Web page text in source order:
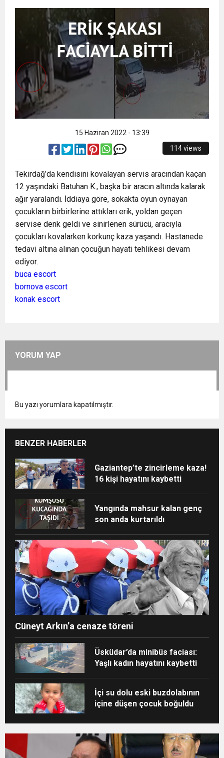
protesto
16:15 Bakan Bilgin’den asgari ücret ve EYT mesajı!
Sözleşmeli personele kadro düzenlemesinde
kapsam genişledi
Tarım Kredi’nin ardından zincir marketler
harekete geçti! İşte ürünlere yapılan indirim
oranı
12:57 Şiddetli fırtına Avrupa’yı felç etti, 13 kişi öldü
12:54 Gaziantep’te zincirleme kaza! 16 kişi hayatını
Instagram’da erkeklere tuzak!
15 Haziran 2022 - 13:39
114 views
Tekirdağ’da kendisini kovalayan servis aracından kaçan
12 yaşındaki Batuhan K., başka bir aracın altında kalarak
ağır yaralandı. İddiaya göre, sokakta oyun oynayan
çocukların birbirlerine attıkları erik, yoldan geçen
servise denk geldi ve sinirlenen sürücü, aracıyla
çocukları kovalarken korkunç kaza yaşandı. Hastanede
tedavi altına alınan çocuğun hayati tehlikesi devam
ediyor.
buca escort
bornova escort
konak escort
YORUM YAP
Bu yazı yorumlara kapatılmıştır.
BENZER HABERLER
Gaziantep’te zincirleme kaza!
16 kişi hayatını kaybetti
Yangında mahsur kalan genç
son anda kurtarıldı
Cüneyt Arkın’a cenaze töreni
Üsküdar’da minibüs faciası:
Yaşlı kadın hayatını kaybetti
İçi su dolu eski buzdolabının
içine düşen çocuk boğuldu